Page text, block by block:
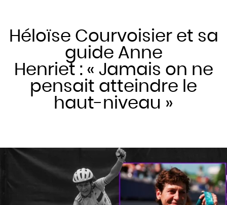
Héloïse Courvoisier et sa
guide Anne
Henriet : « Jamais on ne
pensait atteindre le
haut-niveau »